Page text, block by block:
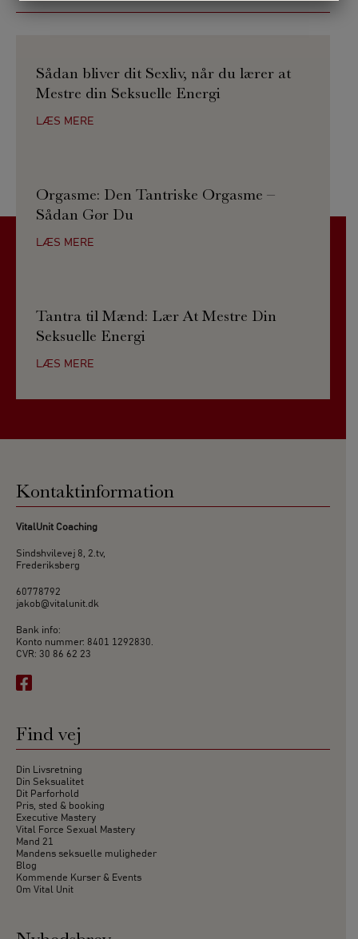
Sådan bliver dit Sexliv, når du lærer at
Mestre din Seksuelle Energi
LÆS MERE
Orgasme: Den Tantriske Orgasme –
Sådan Gør Du
LÆS MERE
Tantra til Mænd: Lær At Mestre Din
Seksuelle Energi
LÆS MERE
Kontaktinformation
VitalUnit Coaching
Sindshvilevej 8, 2.tv,
Frederiksberg
60778792
jakob@vitalunit.dk
Bank info:
Konto nummer: 8401 1292830.
CVR: 30 86 62 23
Find vej
Din Livsretning
Din Seksualitet
Dit Parforhold
Pris, sted & booking
Executive Mastery
Vital Force Sexual Mastery
Mand 21
Mandens seksuelle muligheder
Blog
Kommende Kurser & Events
Om Vital Unit